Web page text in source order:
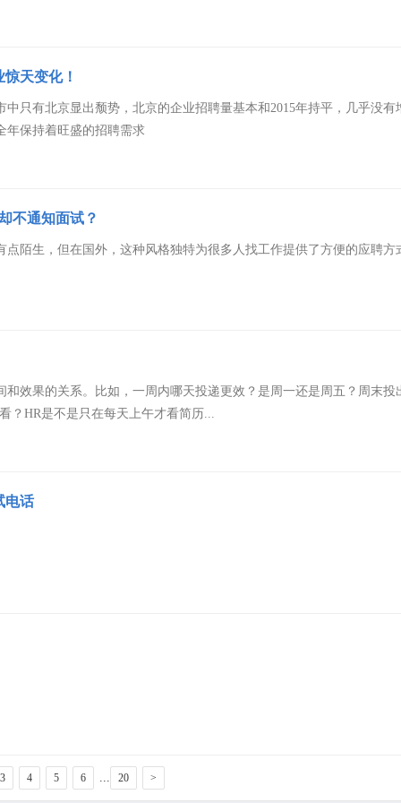
天变化！
只有北京显出颓势，北京的企业招聘量基本和2015年持平，几乎没有
年保持着旺盛的招聘需求
不通知面试？
点陌生，但在国外，这种风格独特为很多人找工作提供了方便的应聘方
和效果的关系。比如，一周内哪天投递更效？是周一还是周五？周末投
？HR是不是只在每天上午才看简历...
电话
3 4 5 6 ... 20 >